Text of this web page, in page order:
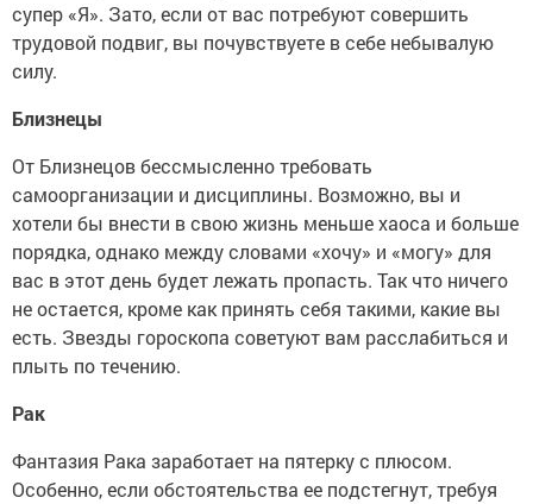
супер «Я». Зато, если от вас потребуют совершить
трудовой подвиг, вы почувствуете в себе небывалую
силу.
Близнецы
От Близнецов бессмысленно требовать
самоорганизации и дисциплины. Возможно, вы и
хотели бы внести в свою жизнь меньше хаоса и больше
порядка, однако между словами «хочу» и «могу» для
вас в этот день будет лежать пропасть. Так что ничего
не остается, кроме как принять себя такими, какие вы
есть. Звезды гороскопа советуют вам расслабиться и
плыть по течению.
Рак
Фантазия Рака заработает на пятерку с плюсом.
Особенно, если обстоятельства ее подстегнут, требуя